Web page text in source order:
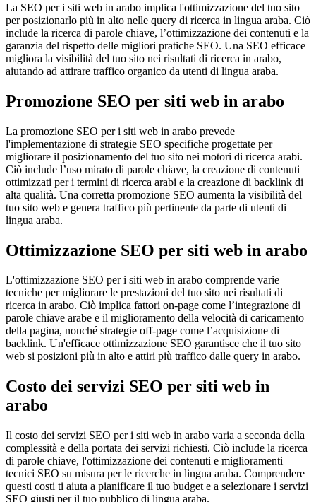
La SEO per i siti web in arabo implica l'ottimizzazione del tuo sito
per posizionarlo più in alto nelle query di ricerca in lingua araba. Ciò
include la ricerca di parole chiave, l’ottimizzazione dei contenuti e la
garanzia del rispetto delle migliori pratiche SEO. Una SEO efficace
migliora la visibilità del tuo sito nei risultati di ricerca in arabo,
aiutando ad attirare traffico organico da utenti di lingua araba.
Promozione SEO per siti web in arabo
La promozione SEO per i siti web in arabo prevede
l'implementazione di strategie SEO specifiche progettate per
migliorare il posizionamento del tuo sito nei motori di ricerca arabi.
Ciò include l’uso mirato di parole chiave, la creazione di contenuti
ottimizzati per i termini di ricerca arabi e la creazione di backlink di
alta qualità. Una corretta promozione SEO aumenta la visibilità del
tuo sito web e genera traffico più pertinente da parte di utenti di
lingua araba.
Ottimizzazione SEO per siti web in arabo
L'ottimizzazione SEO per i siti web in arabo comprende varie
tecniche per migliorare le prestazioni del tuo sito nei risultati di
ricerca in arabo. Ciò implica fattori on-page come l’integrazione di
parole chiave arabe e il miglioramento della velocità di caricamento
della pagina, nonché strategie off-page come l’acquisizione di
backlink. Un'efficace ottimizzazione SEO garantisce che il tuo sito
web si posizioni più in alto e attiri più traffico dalle query in arabo.
Costo dei servizi SEO per siti web in
arabo
Il costo dei servizi SEO per i siti web in arabo varia a seconda della
complessità e della portata dei servizi richiesti. Ciò include la ricerca
di parole chiave, l'ottimizzazione dei contenuti e miglioramenti
tecnici SEO su misura per le ricerche in lingua araba. Comprendere
questi costi ti aiuta a pianificare il tuo budget e a selezionare i servizi
SEO giusti per il tuo pubblico di lingua araba.